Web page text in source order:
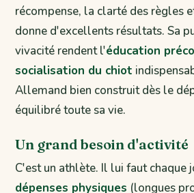
récompense, la clarté des règles
donne d'excellents résultats. Sa
vivacité rendent l'éducation
socialisation du chiot
Allemand bien construit dès le
équilibré toute sa vie.
Un grand besoin d'activité
C'est un athlète. Il lui faut chaque
dépenses physiques (longues